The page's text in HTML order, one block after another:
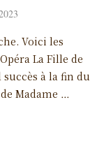
Voici les
La Fille de
succès à la fin du
Madame …